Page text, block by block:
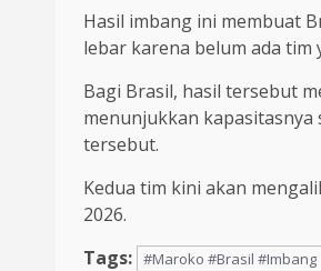
Hasil imbang ini membuat
lebar karena belum ada tim
Bagi Brasil, hasil tersebut
menunjukkan
tersebut.
Kedua tim kini akan
2026.
Tags: #Maroko #Brasil #Imbang